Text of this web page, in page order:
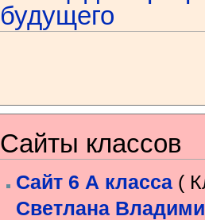
будущего
Сайты классов
Сайт 6 А класса (
Светлана